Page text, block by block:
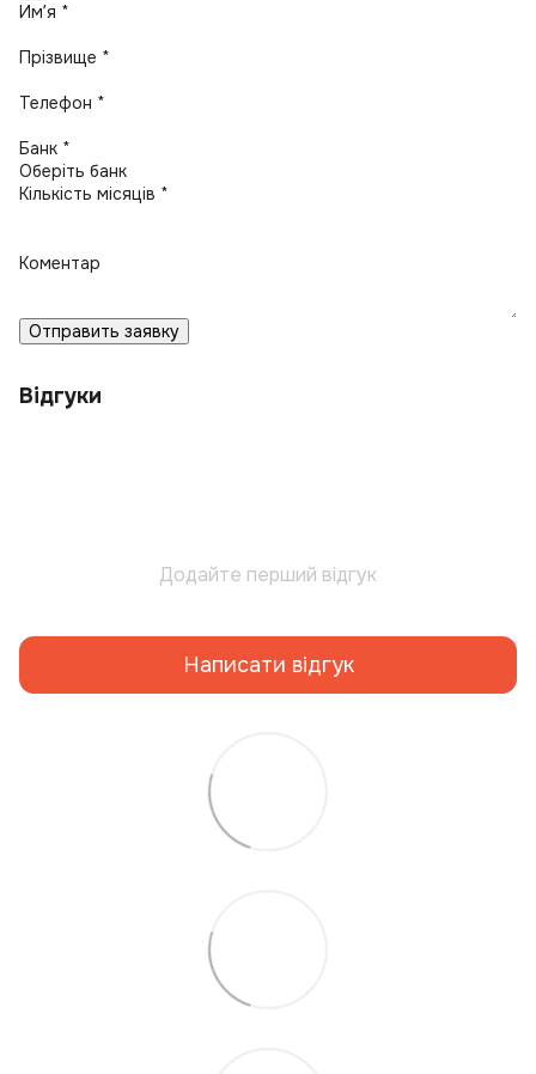
Имʼя *
Прізвище *
Телефон *
Банк *
Кількість місяців *
Коментар
Отправить заявку
Відгуки
Додайте перший відгук
Написати відгук